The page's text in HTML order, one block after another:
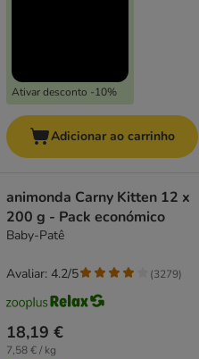
Ativar desconto -10%
Adicionar ao carrinho
animonda Carny Kitten 12 x
200 g - Pack económico
Baby-Patê
18,19 €
7,58 € / kg
Avaliar: 4.2/5 (3279)